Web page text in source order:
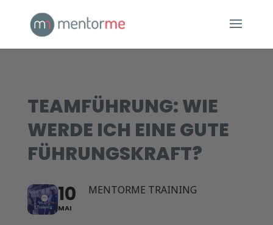
TEAMFÜHRUNG: WIE
WERDE ICH EINE GUTE
FÜHRUNGSKRAFT?
10
MAI
MENTORME TRAINING